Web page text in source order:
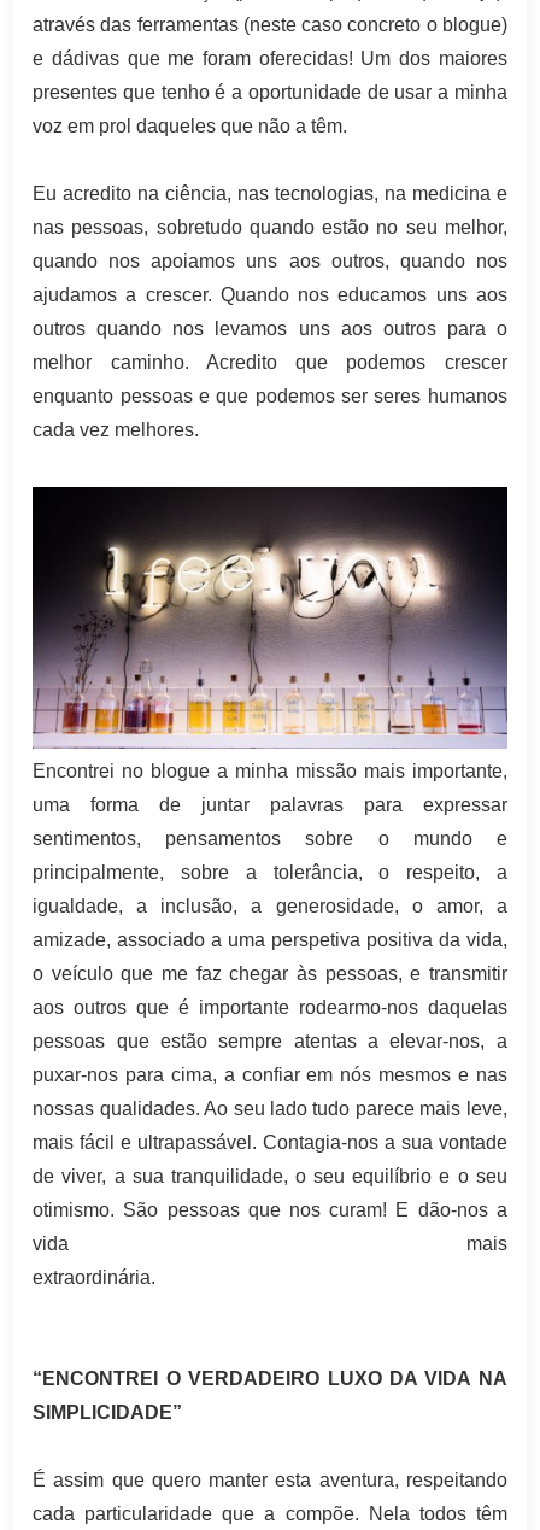
através das ferramentas (neste caso concreto o blogue)
e dádivas que me foram oferecidas! Um dos maiores
presentes que tenho é a oportunidade de usar a minha
voz em prol daqueles que não a têm.
Eu acredito na ciência, nas tecnologias, na medicina e
nas pessoas, sobretudo quando estão no seu melhor,
quando nos apoiamos uns aos outros, quando nos
ajudamos a crescer. Quando nos educamos uns aos
outros quando nos levamos uns aos outros para o
melhor caminho. Acredito que podemos crescer
enquanto pessoas e que podemos ser seres humanos
cada vez melhores.
Encontrei no blogue a minha missão mais importante,
uma forma de juntar palavras para expressar
sentimentos, pensamentos sobre o mundo e
principalmente, sobre a tolerância, o respeito, a
igualdade, a inclusão, a generosidade, o amor, a
amizade, associado a uma perspetiva positiva da vida,
o veículo que me faz chegar às pessoas, e transmitir
aos outros que é importante rodearmo-nos daquelas
pessoas que estão sempre atentas a elevar-nos, a
puxar-nos para cima, a confiar em nós mesmos e nas
nossas qualidades. Ao seu lado tudo parece mais leve,
mais fácil e ultrapassável. Contagia-nos a sua vontade
de viver, a sua tranquilidade, o seu equilíbrio e o seu
otimismo. São pessoas que nos curam! E dão-nos a
vida mais
extraordinária.
“ENCONTREI O VERDADEIRO LUXO DA VIDA NA
SIMPLICIDADE”
É assim que quero manter esta aventura, respeitando
cada particularidade que a compõe. Nela todos têm